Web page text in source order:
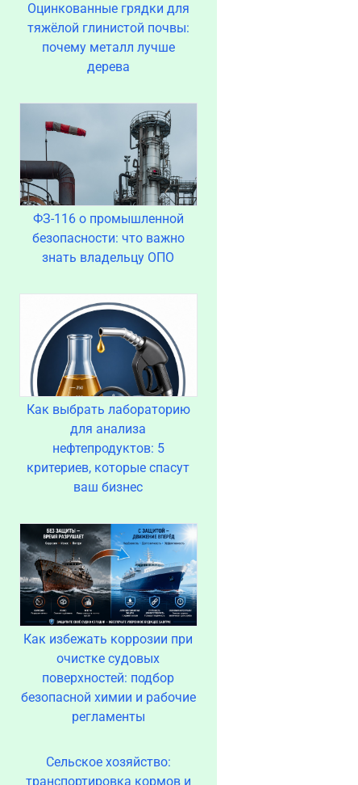
Оцинкованные грядки для
тяжёлой глинистой почвы:
почему металл лучше
дерева
ФЗ-116 о промышленной
безопасности: что важно
знать владельцу ОПО
Как выбрать лабораторию
для анализа
нефтепродуктов: 5
критериев, которые спасут
ваш бизнес
Как избежать коррозии при
очистке судовых
поверхностей: подбор
безопасной химии и рабочие
регламенты
Сельское хозяйство:
транспортировка кормов и